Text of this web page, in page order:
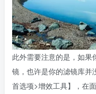
此外需要注意的是，如果
镜，也许是你的滤镜库并
首选项>增效工具】，在